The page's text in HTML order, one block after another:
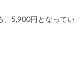
、5,900円となってい